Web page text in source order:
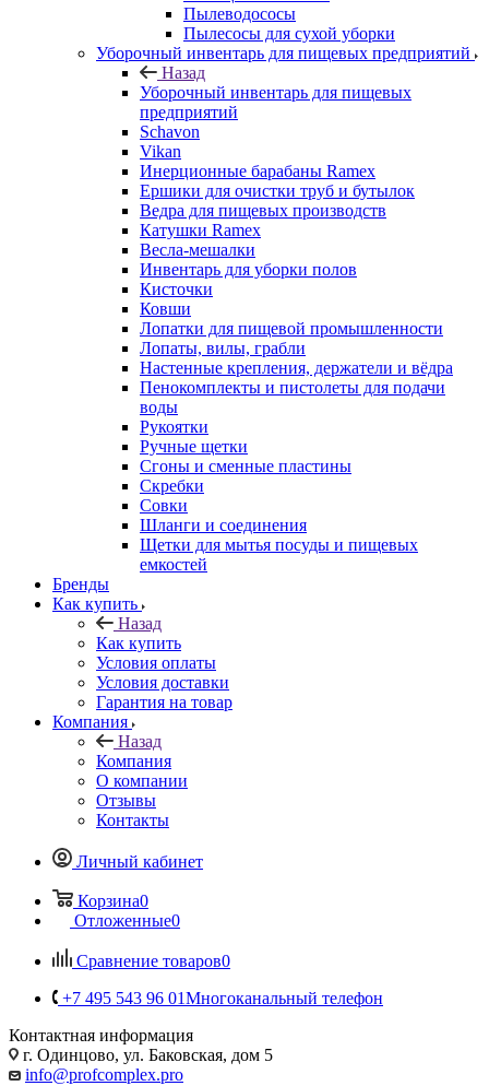
Пылеводососы
Пылесосы для сухой уборки
Уборочный инвентарь для пищевых предприятий
Назад
Уборочный инвентарь для пищевых
предприятий
Schavon
Vikan
Инерционные барабаны Ramex
Ершики для очистки труб и бутылок
Ведра для пищевых производств
Катушки Ramex
Весла-мешалки
Инвентарь для уборки полов
Кисточки
Ковши
Лопатки для пищевой промышленности
Лопаты, вилы, грабли
Настенные крепления, держатели и вёдра
Пенокомплекты и пистолеты для подачи
воды
Рукоятки
Ручные щетки
Сгоны и сменные пластины
Скребки
Совки
Шланги и соединения
Щетки для мытья посуды и пищевых
емкостей
Бренды
Как купить
Назад
Как купить
Условия оплаты
Условия доставки
Гарантия на товар
Компания
Назад
Компания
О компании
Отзывы
Контакты
Личный кабинет
Корзина0
Отложенные0
Сравнение товаров0
+7 495 543 96 01Многоканальный телефон
Контактная информация
г. Одинцово, ул. Баковская, дом 5
info@profcomplex.pro